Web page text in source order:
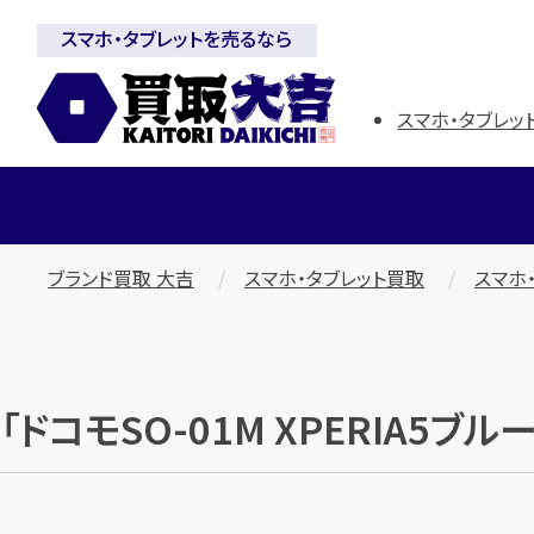
スマホ・タブレットを売るなら
スマホ・タブレ
ブランド買取 大吉 スマホ・タブレット買取 スマホ
「ドコモSO-01M XPERIA5ブル